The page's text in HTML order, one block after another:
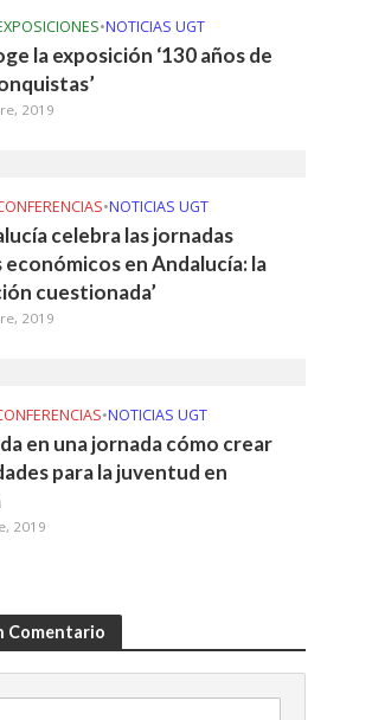
•NOTICIAS UGT
la exposición ‘130 años de
2019
•NOTICIAS UGT
celebra las jornadas
económicos en Andalucía: la
cuestionada’
2019
•NOTICIAS UGT
en una jornada cómo crear
para la juventud en
2019
Comentario